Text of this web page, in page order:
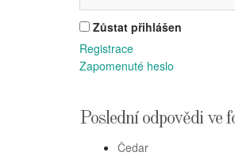
Zůstat přihlášen
Registrace
Zapomenuté heslo
Poslední odpovědi ve
Čedar